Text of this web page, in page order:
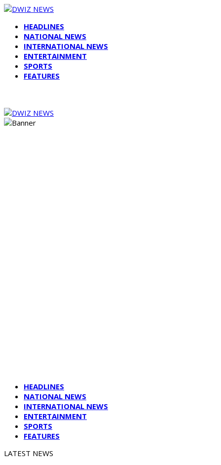
HEADLINES
NATIONAL NEWS
INTERNATIONAL NEWS
ENTERTAINMENT
SPORTS
FEATURES
HEADLINES
NATIONAL NEWS
INTERNATIONAL NEWS
ENTERTAINMENT
SPORTS
FEATURES
LATEST NEWS